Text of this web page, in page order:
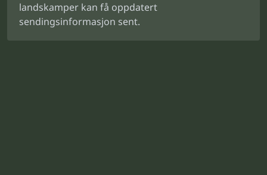
landskamper kan få oppdatert
sendingsinformasjon sent.